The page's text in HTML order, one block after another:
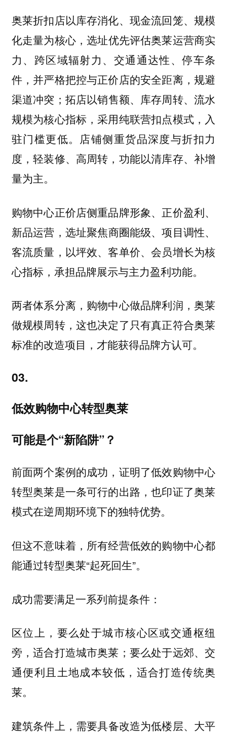
奥莱折扣店以库存消化、现金流回笼、规模
化走量为核心 ，选址优先评估奥莱运营商实
力、跨区域辐射力、交通通达性、停车条
件，并严格把控与正价店的安全距离，规避
渠道冲突；拓店以销售额、库存周转、流水
规模为核心指标，采用纯联营扣点模式，入
驻门槛更低。店铺侧重货品深度与折扣力
度，轻装修、高周转，功能以清库存、补增
量为主。
购物中心正价店侧重品牌形象、正价盈利、
新品运营 ，选址聚焦商圈能级、项目调性、
客流质量，以坪效、客单价、会员增长为核
心指标，承担品牌展示与主力盈利功能。
两者体系分离，购物中心做品牌利润，奥莱
做规模周转，这也决定了只有真正符合奥莱
标准的改造项目，才能获得品牌方认可。
03.
低效购物中心转型奥莱
可能是个“新陷阱”？
前面两个案例的成功，证明了低效购物中心
转型奥莱是一条可行的出路，也印证了奥莱
模式在逆周期环境下的独特优势。
但这不意味着，所有经营低效的购物中心都
能通过转型奥莱“起死回生”。
成功需要满足一系列前提条件：
区位上 ，要么处于城市核心区或交通枢纽
旁，适合打造城市奥莱；要么处于远郊、交
通便利且土地成本较低，适合打造传统奥
莱。
建筑条件上 ，需要具备改造为低楼层、大平